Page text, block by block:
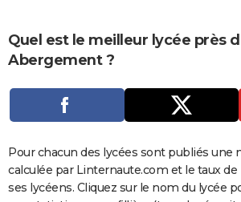
Carte de Noël
Carte Bonne année
Carte Saint-Valentin
Carte Pâques
Carte d'anniversaire
DICTIONNAIRE
Dictionnaire
Biographies
Citations
Expressions
Proverbes
COPAINS D'AVANT
FORUM
Bricolage
Lifestyle
Culture
Television
Voyage
Cinema
Quel est le meilleur lycée près
Abergement ?
Pour chacun des lycées sont publiés une
calculée par Linternaute.com et le taux de
ses lycéens. Cliquez sur le nom du lycée